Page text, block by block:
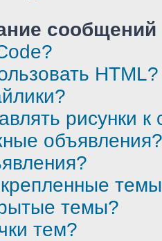
HTML?
рисунки
объявления?
темы?
тем?